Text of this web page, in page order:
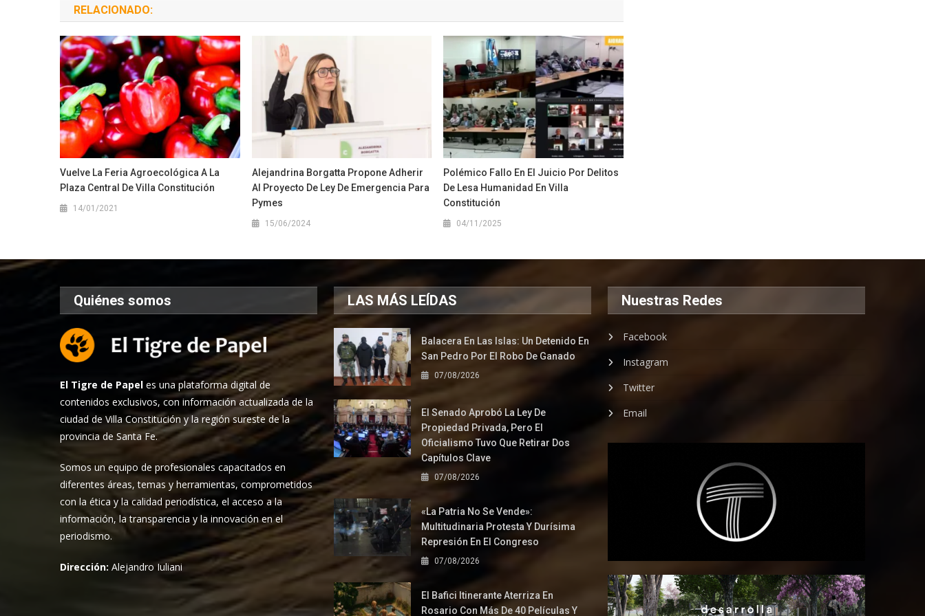
RELACIONADO:
Vuelve La Feria Agroecológica A La
Plaza Central De Villa Constitución
14/01/2021
Alejandrina Borgatta Propone Adherir
Al Proyecto De Ley De Emergencia Para
Pymes
15/06/2024
Polémico Fallo En El Juicio Por Delitos
De Lesa Humanidad En Villa
Constitución
04/11/2025
Quiénes somos
El Tigre de Papel es una plataforma digital de
contenidos exclusivos, con información actualizada de la
ciudad de Villa Constitución y la región sureste de la
provincia de Santa Fe.
Somos un equipo de profesionales capacitados en
diferentes áreas, temas y herramientas, comprometidos
con la ética y la calidad periodística, el acceso a la
información, la transparencia y la innovación en el
periodismo.
Dirección:Alejandro Iuliani
LAS MÁS LEÍDAS
Balacera En Las Islas: Un Detenido En
San Pedro Por El Robo De Ganado
07/08/2026
El Senado Aprobó La Ley De
Propiedad Privada, Pero El
Oficialismo Tuvo Que Retirar Dos
Capítulos Clave
07/08/2026
«La Patria No Se Vende»:
Multitudinaria Protesta Y Durísima
Represión En El Congreso
07/08/2026
El Bafici Itinerante Aterriza En
Rosario Con Más De 40 Películas Y
Nuestras Redes
Facebook
Instagram
Twitter
Email